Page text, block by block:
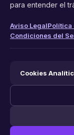
Funciones
© 2026 FacilCita
para entender el
Aviso LegalPolítica
Condiciones del
Cookies